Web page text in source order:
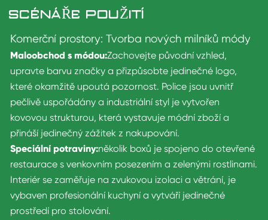
SCÉNÁŘE POUŽITÍ
Komerční prostory: Tvorba nových milníků módy
Maloobchod s módou:Zachovejte původní vzhled,
upravte barvu značky a přizpůsobte jedinečné logo,
které okamžitě upoutá pozornost. Police jsou uvnitř
pečlivě uspořádány a industriální styl je vytvořen
kovovou strukturou, která vystavuje módní zboží a
přináší jedinečný zážitek z nakupování.
Speciální potraviny:několik boxů je spojeno do otevřené
restaurace s venkovním posezením a zelenými rostlinami.
Interiér se zaměřuje na zvukovou izolaci a větrání, je
vybaven profesionální kuchyní a vytváří jedinečné
prostředí pro stolování.